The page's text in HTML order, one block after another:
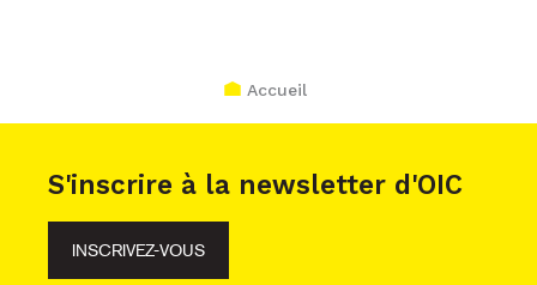
Accueil
S'inscrire à la newsletter d'OIC
INSCRIVEZ-VOUS